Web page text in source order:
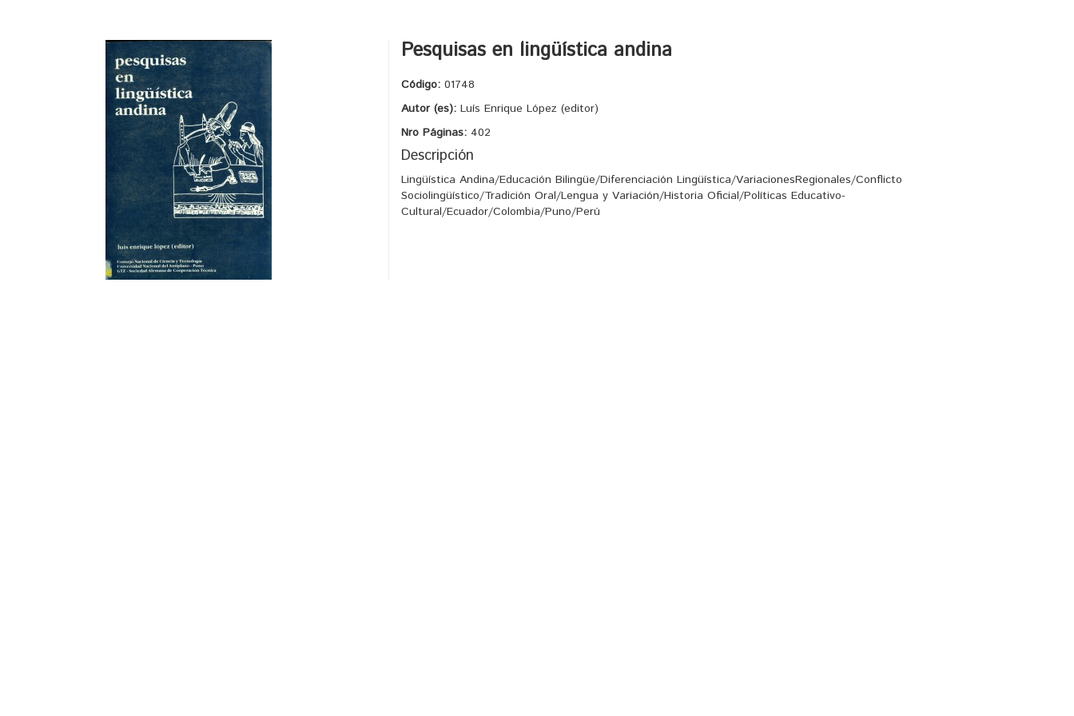
Pesquisas en lingüística andina
Código: 01748
Autor (es): Luís Enrique López (editor)
Nro Páginas: 402
Descripción
Lingüística Andina/Educación Bilingüe/Diferenciación Lingüística/VariacionesRegionales/Conflicto
Sociolingüístico/Tradición Oral/Lengua y Variación/Historia Oficial/Políticas Educativo-
Cultural/Ecuador/Colombia/Puno/Perú